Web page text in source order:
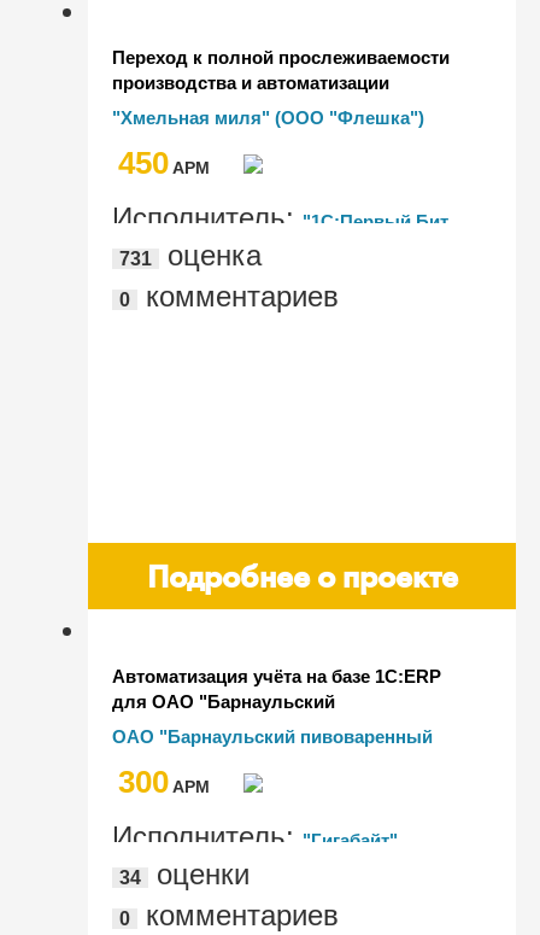
Переход к полной прослеживаемости
производства и автоматизации
процессов с помощью
"1С:Комплексная автоматизация"
"Хмельная миля" (ООО "Флешка")
450AРМ
Исполнитель: "1С:Первый Бит,
Воронеж"
731 оценка
0 комментариев
Подробнее о проекте
Автоматизация учёта на базе 1С:ERP
для ОАО "Барнаульский
пивоваренный завод"
ОАО "Барнаульский пивоваренный
300AРМ
Исполнитель: "Гигабайт"
34
оценки
0 комментариев